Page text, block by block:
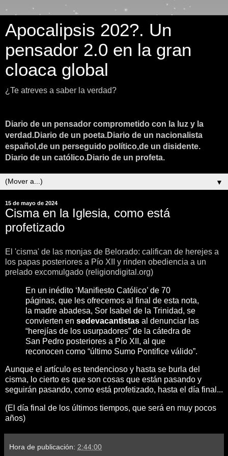
Apocalipsis 202?. Un
pensador 2.0 en la gran
cloaca global
¿Te atreves a saber la verdad?
Diario de un pensador comprometido con la luz y la
verdad.Diario de un poeta.Diario de un nacionalista
español,de un perseguido político,de un disidente.
Diario de un católico.Diario de un profeta.
▼
15 de mayo de 2024
Cisma en la Iglesia, como está
profetizado
El 'cisma' de las monjas de Belorado: califican de herejes a
los papas posteriores a Pío XII y rinden obediencia a un
prelado excomulgado (religiondigital.org)
En un inédito ‘Manifiesto Católico’ de 70
páginas, que les ofrecemos al final de esta nota,
la madre abadesa, Sor Isabel de la Trinidad, se
convierten en sedevacantistas al denunciar las
“herejías de los usurpadores” de la cátedra de
San Pedro posteriores a Pío XII, al que
reconocen como “último Sumo Pontifice válido”.
Aunque el artículo es tendencioso y hasta se burla del
cisma, lo cierto es que son cosas que están pasando y
seguirán pasando, como está profetizado, hasta el día final...
(El día final de los últimos tiempos, que será en muy pocos
años)
Hora de publicación: 2:44:00